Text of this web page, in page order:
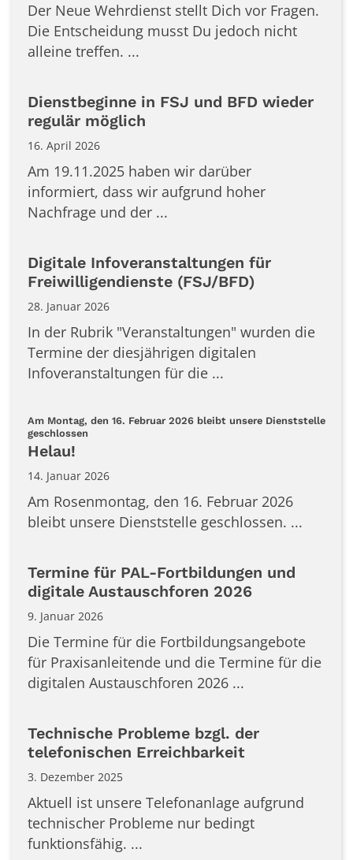
Der Neue Wehrdienst stellt Dich vor Fragen.
Die Entscheidung musst Du jedoch nicht
alleine treffen. ...
Dienstbeginne in FSJ und BFD wieder
regulär möglich
16. April 2026
Am 19.11.2025 haben wir darüber
informiert, dass wir aufgrund hoher
Nachfrage und der ...
Digitale Infoveranstaltungen für
Freiwilligendienste (FSJ/BFD)
28. Januar 2026
In der Rubrik "Veranstaltungen" wurden die
Termine der diesjährigen digitalen
Infoveranstaltungen für die ...
Am Montag, den 16. Februar 2026 bleibt unsere Dienststelle
geschlossen
Helau!
14. Januar 2026
Am Rosenmontag, den 16. Februar 2026
bleibt unsere Dienststelle geschlossen. ...
Termine für PAL-Fortbildungen und
digitale Austauschforen 2026
9. Januar 2026
Die Termine für die Fortbildungsangebote
für Praxisanleitende und die Termine für die
digitalen Austauschforen 2026 ...
Technische Probleme bzgl. der
telefonischen Erreichbarkeit
3. Dezember 2025
Aktuell ist unsere Telefonanlage aufgrund
technischer Probleme nur bedingt
funktionsfähig. ...